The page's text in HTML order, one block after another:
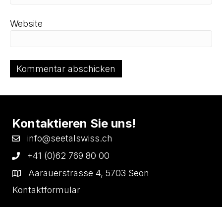
Website
Kontaktieren Sie uns!
info@seetalswiss.ch
+41 (0)62 769 80 00
Aarauerstrasse 4, 5703 Seon
Kontaktformular